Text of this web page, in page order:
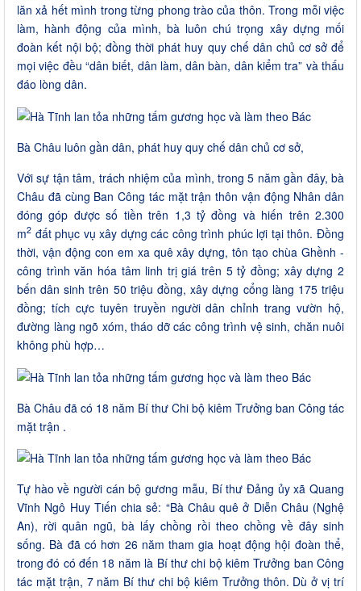
lăn xả hết mình trong từng phong trào của thôn. Trong mỗi việc
làm, hành động của mình, bà luôn chú trọng xây dựng mối
đoàn kết nội bộ; đồng thời phát huy quy chế dân chủ cơ sở để
mọi việc đều “dân biết, dân làm, dân bàn, dân kiểm tra” và thấu
đáo lòng dân.
Bà Châu luôn gần dân, phát huy quy chế dân chủ cơ sở,
Với sự tận tâm, trách nhiệm của mình, trong 5 năm gần đây, bà
Châu đã cùng Ban Công tác mặt trận thôn vận động Nhân dân
đóng góp được số tiền trên 1,3 tỷ đồng và hiến trên 2.300
m2 đất phục vụ xây dựng các công trình phúc lợi tại thôn. Đồng
thời, vận động con em xa quê xây dựng, tôn tạo chùa Ghềnh -
công trình văn hóa tâm linh trị giá trên 5 tỷ đồng; xây dựng 2
bến dân sinh trên 50 triệu đồng, xây dựng cổng làng 175 triệu
đồng; tích cực tuyên truyền người dân chỉnh trang vườn hộ,
đường làng ngõ xóm, tháo dỡ các công trình vệ sinh, chăn nuôi
không phù hợp…
Bà Châu đã có 18 năm Bí thư Chi bộ kiêm Trưởng ban Công tác
mặt trận .
Tự hào về người cán bộ gương mẫu, Bí thư Đảng ủy xã Quang
Vĩnh Ngô Huy Tiến chia sẻ: “Bà Châu quê ở Diễn Châu (Nghệ
An), rời quân ngũ, bà lấy chồng rồi theo chồng về đây sinh
sống. Bà đã có hơn 26 năm tham gia hoạt động hội đoàn thể,
trong đó có đến 18 năm là Bí thư chi bộ kiêm Trưởng ban Công
tác mặt trận, 7 năm Bí thư chi bộ kiêm Trưởng thôn. Dù ở vị trí